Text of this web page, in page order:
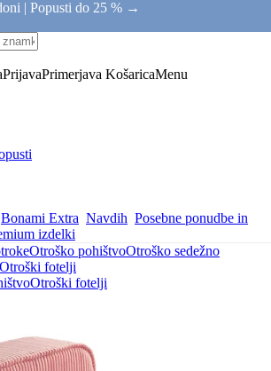
| Popusti do 25 % →
PrijavaPrimerjava KošaricaMenu
Bonami Extra Navdih Posebne ponudbe in
izdelki
Otroško pohištvoOtroško sedežno
Otroški fotelji
Otroški fotelji